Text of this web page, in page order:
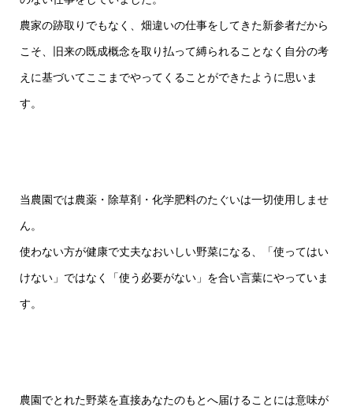
農家の跡取りでもなく、畑違いの仕事をしてきた新参者だから
こそ、旧来の既成概念を取り払って縛られることなく自分の考
えに基づいてここまでやってくることができたように思いま
す。
当農園では農薬・除草剤・化学肥料のたぐいは一切使用しませ
ん。
使わない方が健康で丈夫なおいしい野菜になる、「使ってはい
けない」ではなく「使う必要がない」を合い言葉にやっていま
す。
農園でとれた野菜を直接あなたのもとへ届けることには意味が